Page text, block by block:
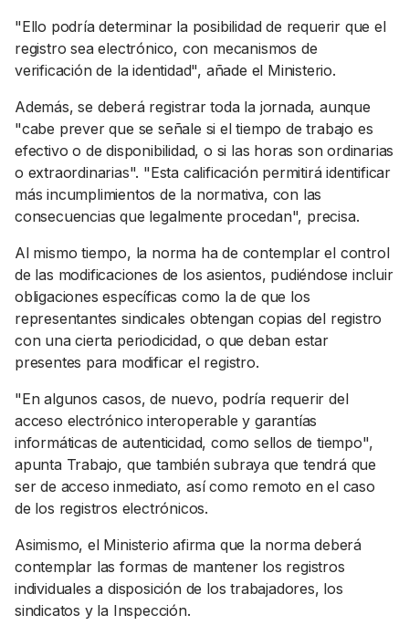
"Ello podría determinar la posibilidad de requerir que el
registro sea electrónico, con mecanismos de
verificación de la identidad", añade el Ministerio.
Además, se deberá registrar toda la jornada, aunque
"cabe prever que se señale si el tiempo de trabajo es
efectivo o de disponibilidad, o si las horas son ordinarias
o extraordinarias". "Esta calificación permitirá identificar
más incumplimientos de la normativa, con las
consecuencias que legalmente procedan", precisa.
Al mismo tiempo, la norma ha de contemplar el control
de las modificaciones de los asientos, pudiéndose incluir
obligaciones específicas como la de que los
representantes sindicales obtengan copias del registro
con una cierta periodicidad, o que deban estar
presentes para modificar el registro.
"En algunos casos, de nuevo, podría requerir del
acceso electrónico interoperable y garantías
informáticas de autenticidad, como sellos de tiempo",
apunta Trabajo, que también subraya que tendrá que
ser de acceso inmediato, así como remoto en el caso
de los registros electrónicos.
Asimismo, el Ministerio afirma que la norma deberá
contemplar las formas de mantener los registros
individuales a disposición de los trabajadores, los
sindicatos y la Inspección.